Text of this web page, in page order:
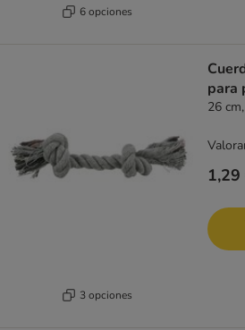
6 opciones
3 opciones
para
26
1,29